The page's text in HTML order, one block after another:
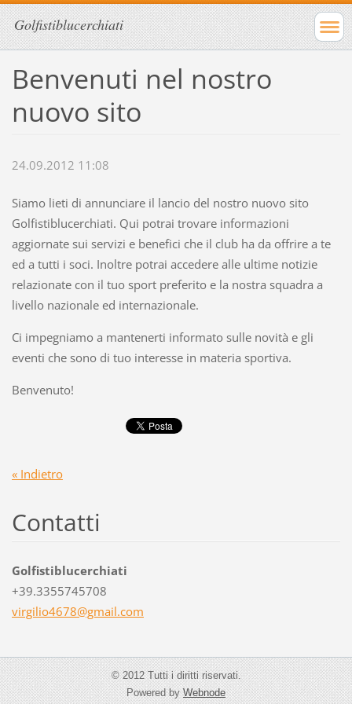
Golfistiblucerchiati
Benvenuti nel nostro
nuovo sito
24.09.2012 11:08
Siamo lieti di annunciare il lancio del nostro nuovo sito
Golfistiblucerchiati. Qui potrai trovare informazioni
aggiornate sui servizi e benefici che il club ha da offrire a te
ed a tutti i soci. Inoltre potrai accedere alle ultime notizie
relazionate con il tuo sport preferito e la nostra squadra a
livello nazionale ed internazionale.
Ci impegniamo a mantenerti informato sulle novità e gli
eventi che sono di tuo interesse in materia sportiva.
Benvenuto!
« Indietro
Contatti
Golfistiblucerchiati
+39.3355745708
virgilio4678@gmail.com
© 2012 Tutti i diritti riservati.
Powered byWebnode